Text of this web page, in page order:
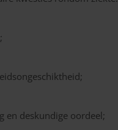
en deskundige oordeel;